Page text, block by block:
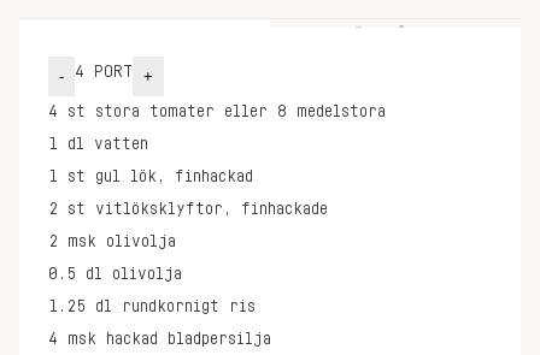
- 4 PORT +
4 st
stora tomater eller 8 medelstora
1 dl
vatten
1 st
gul lök, finhackad
2 st
vitlöksklyftor, finhackade
2 msk
olivolja
0.5 dl
olivolja
1.25 dl
rundkornigt ris
4 msk
hackad bladpersilja